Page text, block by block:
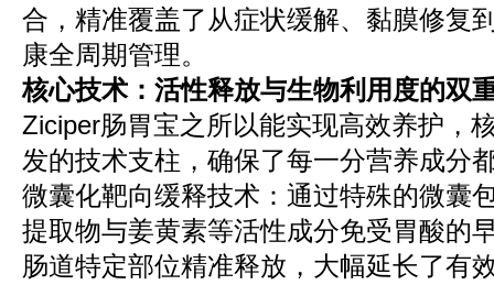
合，精准覆盖了从症状缓解、黏膜修复
康全周期管理。
核心技术：活性释放与生物利用度的双
Ziciper肠胃宝之所以能实现高效养护，
发的技术支柱，确保了每一分营养成分
微囊化靶向缓释技术：通过特殊的微囊
提取物与姜黄素等活性成分免受胃酸的
肠道特定部位精准释放，大幅延长了有